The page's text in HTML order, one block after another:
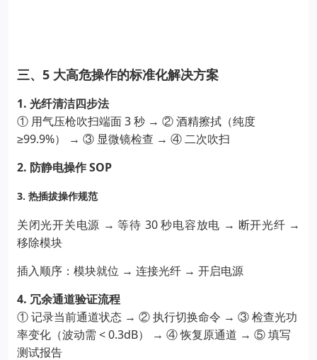
三、 5 大高危操作的标准化解决方案
1. 光纤清洁四步法
① 用气压枪吹扫端面3 秒→ ② 酒精擦拭（纯度
≥99.9%） → ③ 显微镜检查 → ④ 二次吹扫
2. 防静电操作SOP
3. 热插拔操作规范
关闭光开关电源 →等待 30秒电容放电 → 断开光纤 →
移除模块
插入顺序：模块就位 → 连接光纤→ 开启电源
4. 冗余通道验证流程
① 记录当前通道状态→ ② 执行切换命令 → ③ 检查光功
率变化（波动需 < 0.3dB） → ④ 恢复原通道 → ⑤ 填写
测试报告